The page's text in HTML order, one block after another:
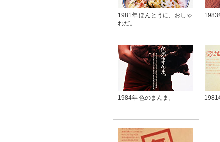
1981年 ほんとうに、おしゃ
れだ。
1983
1984年 色のまんま。 1981